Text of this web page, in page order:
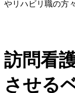
やリハビリ職の方
訪問看
させる